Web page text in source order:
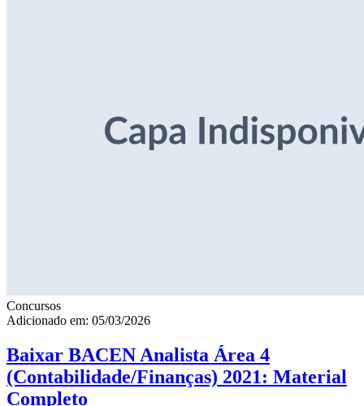
Concursos
Adicionado em: 05/03/2026
Baixar BACEN Analista Área 4
(Contabilidade/Finanças) 2021: Material
Completo